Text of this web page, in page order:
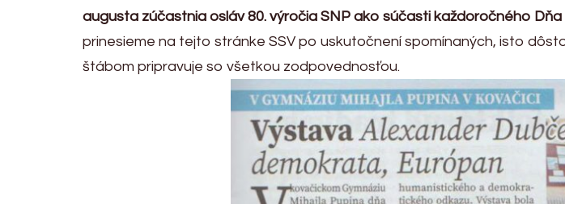
augusta zúčastnia osláv 80. výročia SNP ako súčasti každoročného Dňa
prinesieme na tejto stránke SSV po uskutočnení spomínaných, isto
štábom pripravuje so všetkou zodpovednosťou.